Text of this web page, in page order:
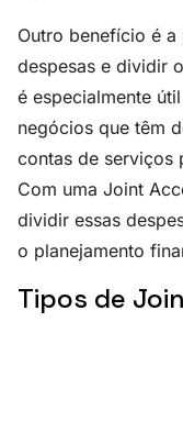
Outro benefício é
despesas e dividir
é especialmente
negócios que têm
contas de serviços
Com uma Joint
dividir essas
o planejamento
Tipos de